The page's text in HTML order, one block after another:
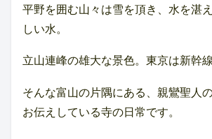
平野を囲む山々は雪を頂き、水を湛
しい水。
立山連峰の雄大な景色。東京は新幹
そんな富山の片隅にある、親鸞聖人
お伝えしている寺の日常です。